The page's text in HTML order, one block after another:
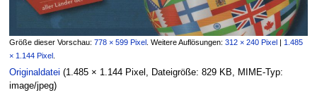
Größe dieser Vorschau: 778 × 599 Pixel. Weitere Auflösungen: 312 × 240 Pixel| 1.485
× 1.144 Pixel.
Originaldatei (1.485 × 1.144 Pixel, Dateigröße: 829 KB, MIME-Typ:
image/jpeg)